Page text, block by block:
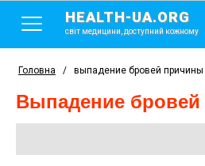
HEALTH-UA.ORG
світ медицини, доступний кожному
Головна / выпадение бровей причины
выпадение